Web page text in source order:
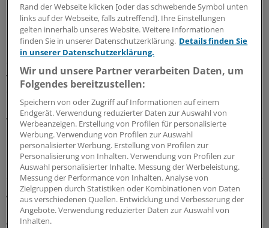
heißt es beim Herzzentrum Bodensee, zu dem der
Rettungsdienst gehört.
Das Klinikum stand 2013 und 2014 selbst monatelang in
vorgeworfen, Patienten nicht zertifizierte Herzklappen
eingesetzt zu haben. Die Staatsanwaltschaft hat ihre
Untersuchungen aber inzwischen in mehreren Punkten
wegen geringer Schuld eingestellt.
Der Geschäftsführer der Klinik sagte als Zeuge in dem
Prozess gegen die 53-Jährige aus. Es habe in der Zeit, in
der sie für den Rettungsdienst arbeitete, keine Probleme
gegeben.
Auch ihren Kollegen sei nichts aufgefallen, sagte er.
Rand der Webseite klicken [oder das schwebende Symbol unten
links auf der Webseite, falls zutreffend]. Ihre Einstellungen
gelten innerhalb unseres Website. Weitere Informationen
finden Sie in unserer Datenschutzerklärung. Details finden Sie
in unserer Datenschutzerklärung.
Wir und unsere Partner verarbeiten Daten, um
Folgendes bereitzustellen:
Speichern von oder Zugriff auf Informationen auf einem
Endgerät. Verwendung reduzierter Daten zur Auswahl von
Werbeanzeigen. Erstellung von Profilen für personalisierte
Werbung. Verwendung von Profilen zur Auswahl
personalisierter Werbung. Erstellung von Profilen zur
Personalisierung von Inhalten. Verwendung von Profilen zur
Auswahl personalisierter Inhalte. Messung der Werbeleistung.
Messung der Performance von Inhalten. Analyse von
Zielgruppen durch Statistiken oder Kombinationen von Daten
aus verschiedenen Quellen. Entwicklung und Verbesserung der
Angebote. Verwendung reduzierter Daten zur Auswahl von
Inhalten.